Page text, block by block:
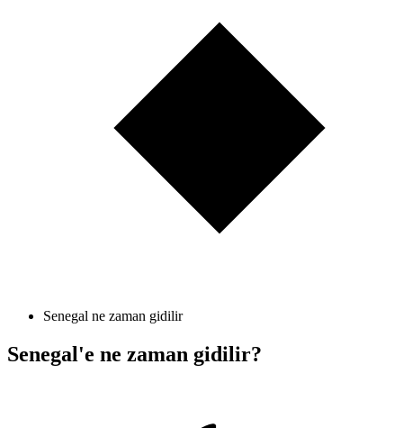
Senegal ne zaman gidilir
Senegal'e ne zaman gidilir?